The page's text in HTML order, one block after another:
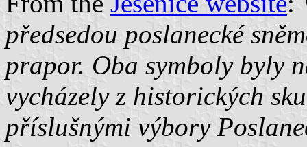
předsedou poslanecké
prapor. Oba symboly byly
vycházely z historických
příslušnými výbory